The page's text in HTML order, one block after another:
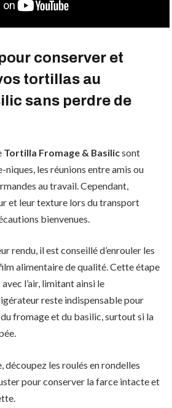
conserver et
tortillas au
sans perdre de
Tortilla Fromage & Basilicsont
les réunions entre amis ou
au travail. Cependant,
et leur texture lors du transport
bienvenues.
rendu, il est conseillé d’enrouler les
alimentaire de qualité. Cette étape
l’air, limitant ainsi le
reste indispensable pour
fromage et du basilic, surtout si la
découpez les roulés en rondelles
pour conserver la farce intacte et